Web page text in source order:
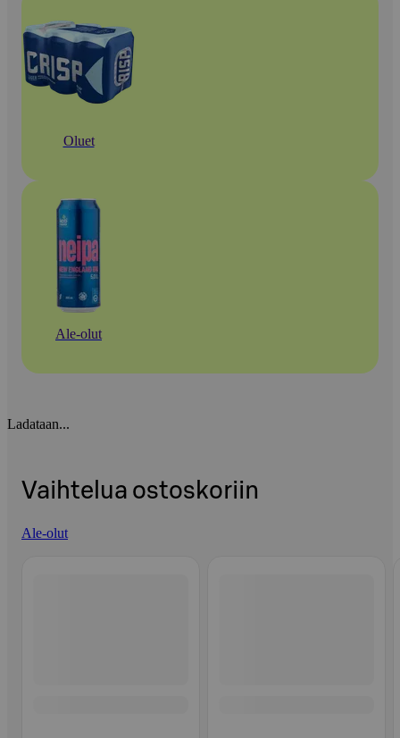
Oluet
Ale-olut
Ladataan...
Vaihtelua ostoskoriin
Ale-olut